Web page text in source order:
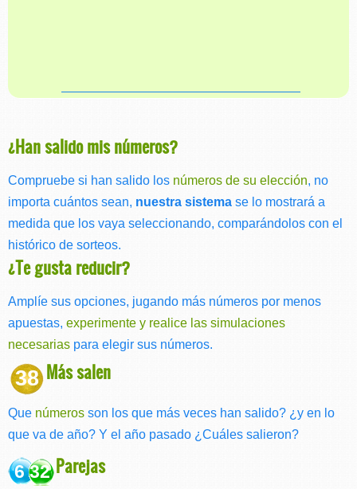
¿Han salido mis números?
Compruebe si han salido los números de su elección, no
importa cuántos sean, nuestra sistema se lo mostrará a
medida que los vaya seleccionando, comparándolos con el
histórico de sorteos.
¿Te gusta reducir?
Amplíe sus opciones, jugando más números por menos
apuestas, experimente y realice las simulaciones
necesarias para elegir sus números.
38 Más salen
Que números son los que más veces han salido? ¿y en lo
que va de año? Y el año pasado ¿Cuáles salieron?
6 32 Parejas